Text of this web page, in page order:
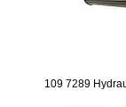
109 7289